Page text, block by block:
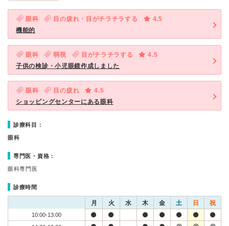
眼科 目の疲れ・目がチラチラする
4.5
機能的
眼科 弱視 目がチラチラする
4.5
子供の検診・小児眼鏡作成しました
眼科 目の疲れ
4.5
ショッピングセンターにある眼科
診療科目：
眼科
専門医・資格：
眼科専門医
診療時間
月 火 水 木 金 土 日 祝
10:00-13:00